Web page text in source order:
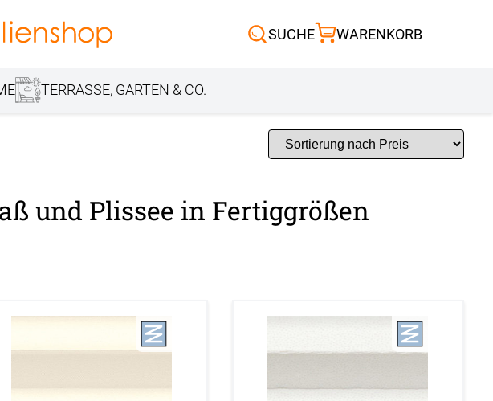
SUCHE WARENKORB
Jalousie Scheibengardinen
TERRASSE, GARTEN & CO.
und Plissee in Fertiggrößen